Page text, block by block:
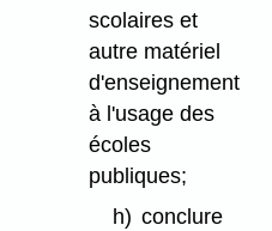
scolaires et
autre matériel
d'enseignement
à l'usage des
écoles
publiques;
h) conclure